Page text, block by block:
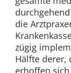
die
zügig
Hälfte derer,
erhoffen